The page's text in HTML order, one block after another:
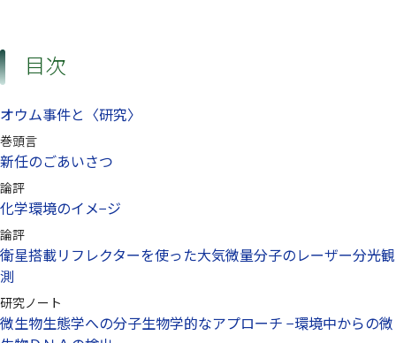
目次
オウム事件と〈研究〉
巻頭言
新任のごあいさつ
論評
化学環境のイメ−ジ
論評
衛星搭載リフレクターを使った大気微量分子のレーザー分光観
測
研究ノート
微生物生態学への分子生物学的なアプローチ −環境中からの微